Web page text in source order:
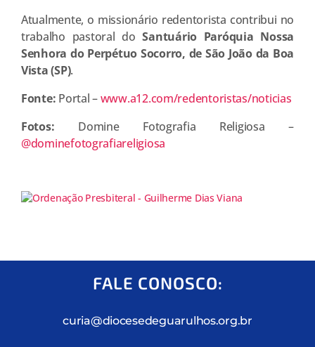
Atualmente, o missionário redentorista contribui no
trabalho pastoral doSantuário Paróquia Nossa
Senhora do Perpétuo Socorro, de São João da Boa
Vista (SP).
Fonte: Portal –www.a12.com/redentoristas/noticias
Fotos: Domine Fotografia Religiosa –
@dominefotografiareligiosa
FALE CONOSCO:
curia@diocesedeguarulhos.org.br